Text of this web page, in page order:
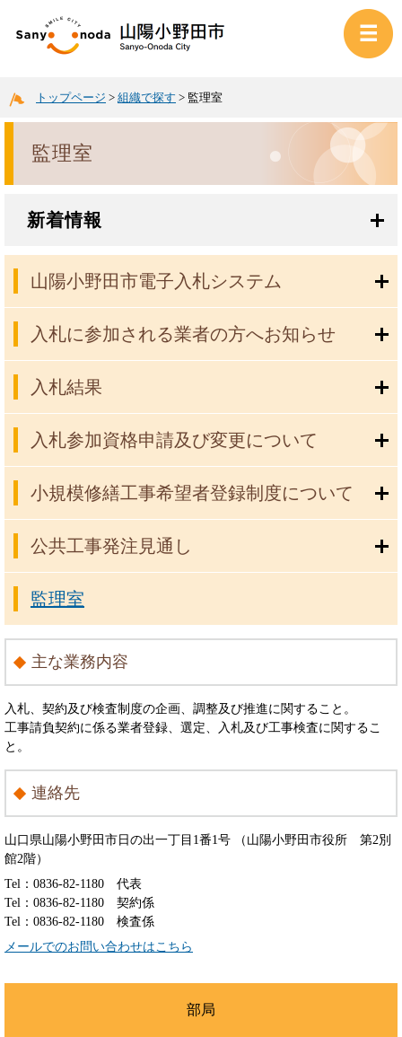
トップページ > 組織で探す > 監理室
監理室
新着情報
山陽小野田市電子入札システム
入札に参加される業者の方へお知らせ
入札結果
入札参加資格申請及び変更について
小規模修繕工事希望者登録制度について
公共工事発注見通し
監理室
主な業務内容
入札、契約及び検査制度の企画、調整及び推進に関すること。
工事請負契約に係る業者登録、選定、入札及び工事検査に関するこ
と。
連絡先
山口県山陽小野田市日の出一丁目1番1号 （山陽小野田市役所 第2別
館2階）
Tel：0836-82-1180
代表
Tel：0836-82-1180
契約係
Tel：0836-82-1180
検査係
メールでのお問い合わせはこちら
部局